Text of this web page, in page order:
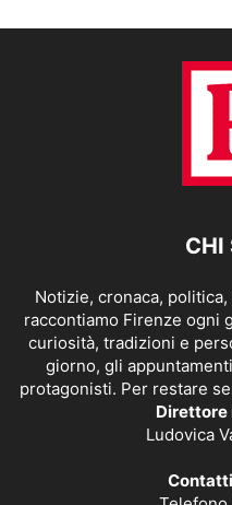
CHI
Notizie, cronaca,
raccontiamo Firenze ogni
curiosità, tradizioni e
giorno, gli
protagonisti. Per restare
Direttore
Ludovica